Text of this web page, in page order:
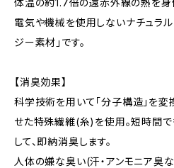
体温の約1.7倍の遠赤外線の熱を身
電気や機械を使用しないナチュラ
ジー素材」です。
【消臭効果】
科学技術を用いて「分子構造」を
せた特殊繊維(糸)を使用。短時間
して、即納消臭します。
人体の嫌な臭い(汗・アンモニア臭